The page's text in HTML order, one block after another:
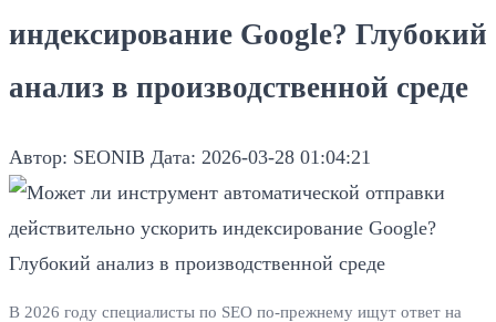
индексирование Google? Глубокий
анализ в производственной среде
Автор: SEONIB Дата: 2026-03-28 01:04:21
В 2026 году специалисты по SEO по-прежнему ищут ответ на